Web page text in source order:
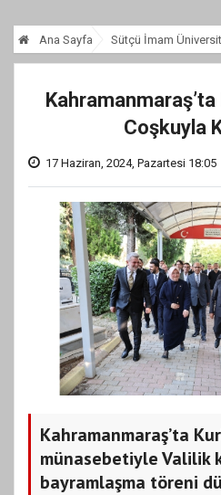
Ana Sayfa Sütçü İmam
Coşkuyla
17 Haziran, 2024, Pazartesi 18:05
Kahramanmaraş’ta
münasebetiyle Valilik
bayramlaşma töreni